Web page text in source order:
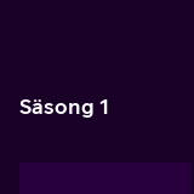
Säsong 1